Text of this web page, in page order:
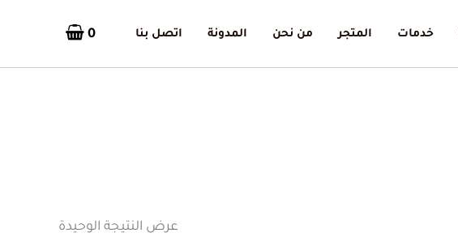
خدمات المتجر من نحن المدونة اتصل بنا 0
عرض النتيجة الوحيدة